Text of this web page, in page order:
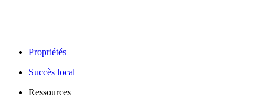
Propriétés
Succès local
Ressources